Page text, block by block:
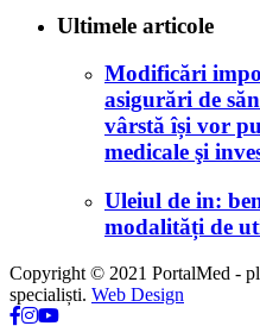
Ultimele articole
Modificări
asigurări de
vârstă își vor
medicale şi
Uleiul de in:
modalități de
Copyright © 2021 PortalMed -
specialiști. Web Design